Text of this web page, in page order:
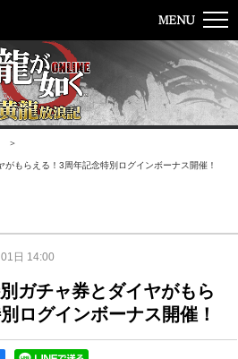
＞
もらえる！3周年記念特別ログインボーナス開催！
日 14:00
ガチャ券とダイヤがもら
ログインボーナス開催！